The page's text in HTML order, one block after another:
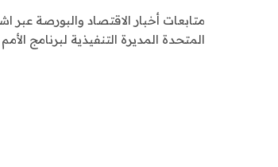
متابعات أخبار الاقتصاد والبورصة عبر
المتحدة المديرة التنفيذية لبرنامج